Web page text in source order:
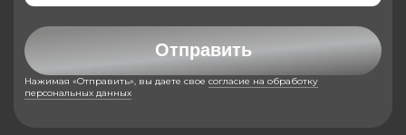
Отправить
Нажимая «Отправить», вы даете свое согласие на обработку
персональных данных